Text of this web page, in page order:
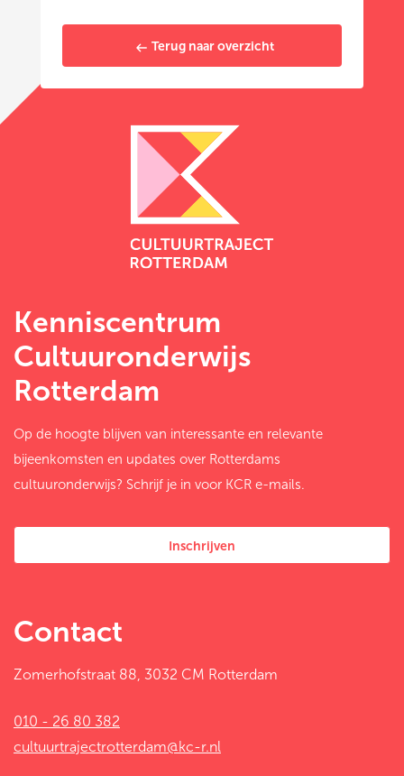
Terug naar overzicht
Kenniscentrum
Cultuuronderwijs
Rotterdam
Op de hoogte blijven van interessante en relevante
bijeenkomsten en updates over Rotterdams
cultuuronderwijs? Schrijf je in voor KCR e-mails.
Inschrijven
Contact
Zomerhofstraat 88, 3032 CM Rotterdam
010 - 26 80 382
cultuurtrajectrotterdam@kc-r.nl